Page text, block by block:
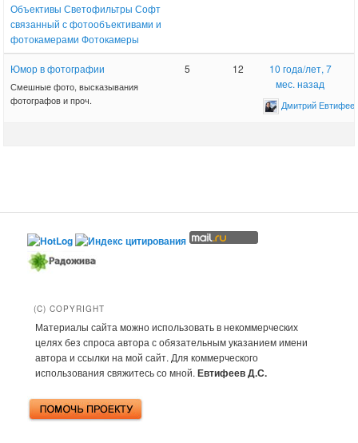
Объективы Светофильтры Софт
связанный с фотообъективами и
фотокамерами Фотокамеры
Юмор в фотографии
Смешные фото, высказывания
фотографов и проч.
5 12
10 года/лет, 7
мес. назад
Дмитрий
(C) COPYRIGHT
Материалы сайта можно использовать в некоммерческих
целях без спроса автора с обязательным указанием имени
автора и ссылки на мой сайт. Для коммерческого
использования свяжитесь со мной.Евтифеев Д.С.